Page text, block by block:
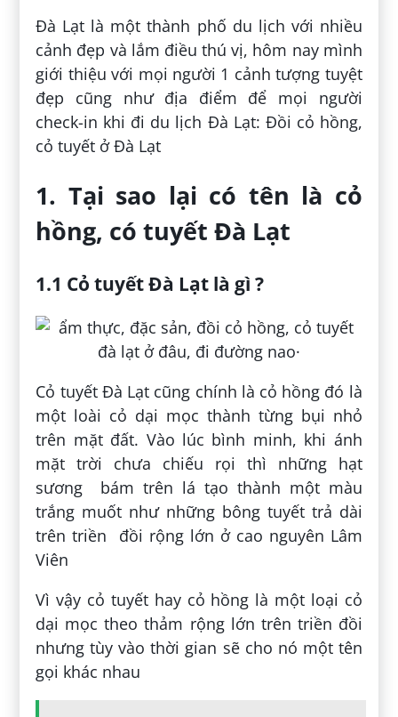
Đà Lạt là một thành phố du lịch với nhiều
cảnh đẹp và lắm điều thú vị, hôm nay mình
giới thiệu với mọi người 1 cảnh tượng tuyệt
đẹp cũng như địa điểm để mọi người
check-in khi đi du lịch Đà Lạt: Đồi cỏ hồng,
cỏ tuyết ở Đà Lạt
1. Tại sao lại có tên là cỏ
hồng, có tuyết Đà Lạt
1.1 Cỏ tuyết Đà Lạt là gì ?
Cỏ tuyết Đà Lạt cũng chính là cỏ hồng đó là
một loài cỏ dại mọc thành từng bụi nhỏ
trên mặt đất. Vào lúc bình minh, khi ánh
mặt trời chưa chiếu rọi thì những hạt
sương bám trên lá tạo thành một màu
trắng muốt như những bông tuyết trả dài
trên triền đồi rộng lớn ở cao nguyên Lâm
Viên
Vì vậy cỏ tuyết hay cỏ hồng là một loại cỏ
dại mọc theo thảm rộng lớn trên triền đồi
nhưng tùy vào thời gian sẽ cho nó một tên
gọi khác nhau